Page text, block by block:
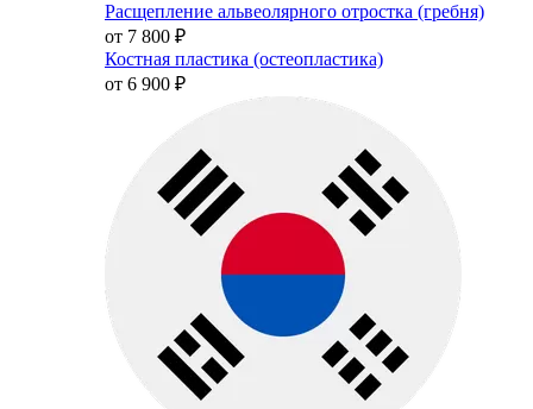
Расщепление альвеолярного отростка (гребня)
от 7 800 ₽
Костная пластика (остеопластика)
от 6 900 ₽